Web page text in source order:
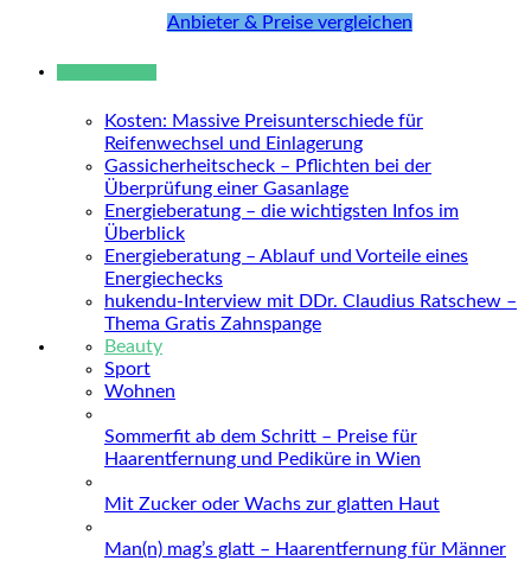
Anbieter & Preise vergleichen
Kosten: Massive Preisunterschiede für
Reifenwechsel und Einlagerung
Gassicherheitscheck – Pflichten bei der
Überprüfung einer Gasanlage
Energieberatung – die wichtigsten Infos im
Überblick
Energieberatung – Ablauf und Vorteile eines
Energiechecks
hukendu-Interview mit DDr. Claudius Ratschew –
Thema Gratis Zahnspange
Beauty
Sport
Wohnen
Sommerfit ab dem Schritt – Preise für
Haarentfernung und Pediküre in Wien
Mit Zucker oder Wachs zur glatten Haut
Man(n) mag’s glatt – Haarentfernung für Männer